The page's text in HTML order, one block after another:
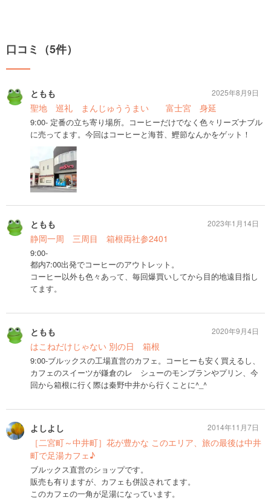
口コミ（5件）
ともも
聖地 巡礼 まんじゅううまい 富士宮 身延
9:00- 定番の立ち寄り場所。コーヒーだけでなく色々リーズナブル
に売ってます。今回はコーヒーと海苔、鰹節なんかをゲット！
2025年8月9日
ともも
静岡一周 三周目 箱根両社参2401
9:00-
都内7:00出発でコーヒーのアウトレット。
コーヒー以外も色々あって、毎回爆買いしてから目的地遠目指し
てます。
2023年1月14日
ともも
はこねだけじゃない 別の日 箱根
9:00-ブルックスの工場直営のカフェ。コーヒーも安く買えるし、
カフェのスイーツが鎌倉のレ シューのモンブランやプリン、今
回から箱根に行く際は秦野中井から行くことに^_^
2020年9月4日
よしよし
［二宮町～中井町］花が豊かな このエリア、旅の最後は中井
町で足湯カフェ♪
ブルックス直営のショップです。
販売も有りますが、カフェも併設されてます。
このカフェの一角が足湯になっています。
2014年11月7日